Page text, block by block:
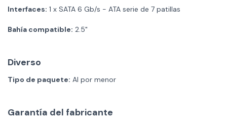
Interfaces: 1 x SATA 6 Gb/s - ATA serie de 7 patillas
Bahía compatible: 2.5"
Diverso
Tipo de paquete: Al por menor
Garantía del fabricante